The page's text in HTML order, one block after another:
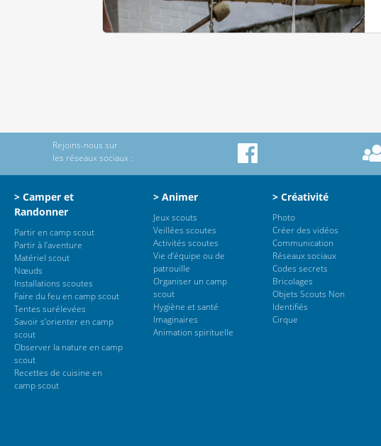
Rejoins-nous sur
les réseaux sociaux :
> Camper et
Randonner
Partir en camp scout
Partir à l’aventure
Matériel scout
Nœuds
Installations scoutes
Faire du feu en camp scout
Tentes surélevées
Savoir s’orienter en camp
scout
Observer la nature en camp
scout
Recettes de cuisine en
camp scout
> Animer
Jeux scouts
Veillées scoutes
Activités scoutes
Vie d’équipe ou de
patrouille
Organiser un camp
scout
Hygiène et santé
Imaginaires
Animation spirituelle
> Créativité
Photo
Créer des vidéos
Communication
Réseaux sociaux
Codes secrets
Bricolages
Objets Scouts Non
Identifiés
Cirque